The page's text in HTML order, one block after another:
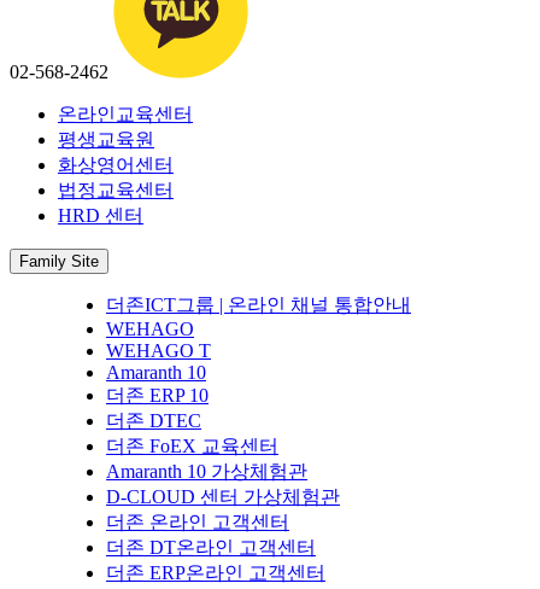
02-568-2462
온라인교육센터
평생교육원
화상영어센터
법정교육센터
HRD 센터
Family Site
더존ICT그룹 | 온라인 채널 통합안내
WEHAGO
WEHAGO T
Amaranth 10
더존 ERP 10
더존 DTEC
더존 FoEX 교육센터
Amaranth 10 가상체험관
D-CLOUD 센터 가상체험관
더존 온라인 고객센터
더존 DT온라인 고객센터
더존 ERP온라인 고객센터